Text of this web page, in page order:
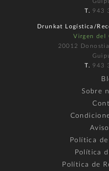
T. 943
Drunkat Logística/
Virgen del
20012
T. 943
Sobre
Política
Política
Política de